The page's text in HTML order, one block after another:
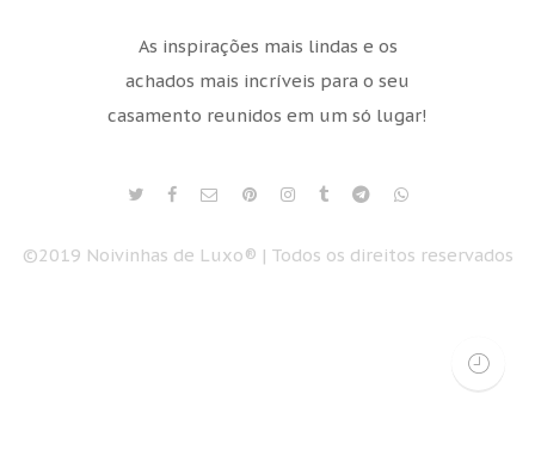
As inspirações mais lindas e os
achados mais incríveis para o seu
casamento reunidos em um só lugar!
©2019 Noivinhas de Luxo® | Todos os direitos reservados